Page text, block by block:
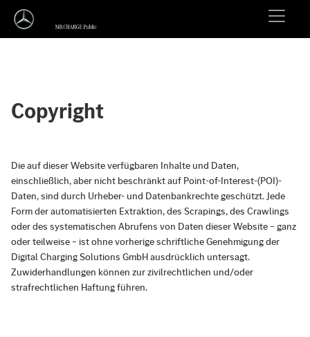
Copyright
Die auf dieser Website verfügbaren Inhalte und Daten,
einschließlich, aber nicht beschränkt auf Point-of-Interest-(POI)-
Daten, sind durch Urheber- und Datenbankrechte geschützt. Jede
Form der automatisierten Extraktion, des Scrapings, des Crawlings
oder des systematischen Abrufens von Daten dieser Website – ganz
oder teilweise – ist ohne vorherige schriftliche Genehmigung der
Digital Charging Solutions GmbH ausdrücklich untersagt.
Zuwiderhandlungen können zur zivilrechtlichen und/oder
strafrechtlichen Haftung führen.